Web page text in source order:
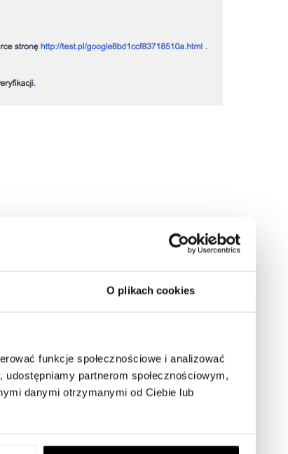
O plikach cookies
funkcje społecznościowe i analizować
partnerom społecznościowym,
danymi otrzymanymi od Ciebie lub